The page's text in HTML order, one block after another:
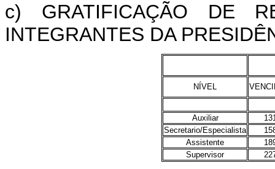
c) GRATIFICAÇÃO DE
INTEGRANTES DA
NÍVEL
Auxiliar
Secretario/Especialista
Assistente
Supervisor